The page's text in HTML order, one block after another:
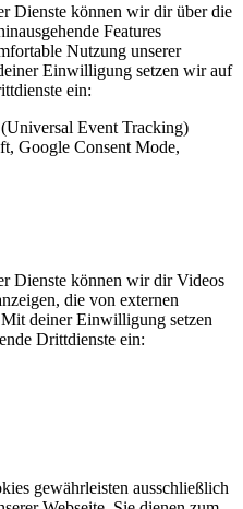
Dienste können wir dir über die
Features
Nutzung unserer
Einwilligung setzen wir auf
ein:
Event Tracking)
Google Consent Mode,
Dienste können wir dir Videos
die von externen
deiner Einwilligung setzen
Drittdienste ein:
gewährleisten ausschließlich